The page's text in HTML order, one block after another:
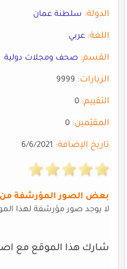
الدولة: سلطنة عمان
اللغة: عربي
القسم: صحف ومجلات دولية
الزيارات:9999
التقييم:0
المقيّمين:0
تاريخ الإضافة:6/6/2021
بعض الصور المؤرشفة من
لا يوجد صور مؤرشفة لهذا
شارك هذا الموقع مع